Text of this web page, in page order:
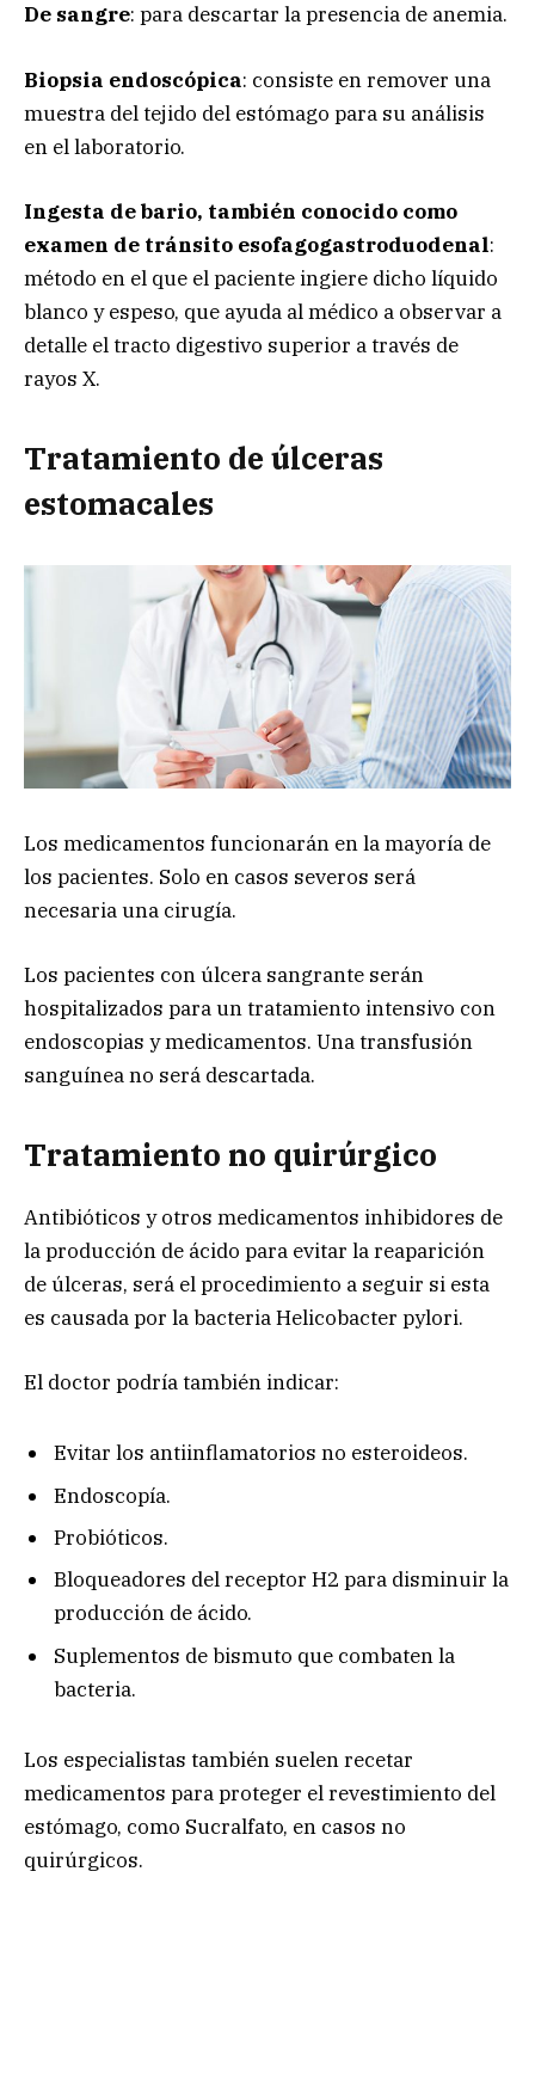
De sangre: para descartar la presencia de anemia.
Biopsia endoscópica: consiste en remover una
muestra del tejido del estómago para su análisis
en el laboratorio.
Ingesta de bario, también conocido como
examen de tránsito esofagogastroduodenal:
método en el que el paciente ingiere dicho líquido
blanco y espeso, que ayuda al médico a observar a
detalle el tracto digestivo superior a través de
rayos X.
Tratamiento de úlceras
estomacales
Los medicamentos funcionarán en la mayoría de
los pacientes. Solo en casos severos será
necesaria una cirugía.
Los pacientes con úlcera sangrante serán
hospitalizados para un tratamiento intensivo con
endoscopias y medicamentos. Una transfusión
sanguínea no será descartada.
Tratamiento no quirúrgico
Antibióticos y otros medicamentos inhibidores de
la producción de ácido para evitar la reaparición
de úlceras, será el procedimiento a seguir si esta
es causada por la bacteria Helicobacter pylori.
El doctor podría también indicar:
Evitar los antiinflamatorios no esteroideos.
Endoscopía.
Probióticos.
Bloqueadores del receptor H2 para disminuir la
producción de ácido.
Suplementos de bismuto que combaten la
bacteria.
Los especialistas también suelen recetar
medicamentos para proteger el revestimiento del
estómago, como Sucralfato, en casos no
quirúrgicos.